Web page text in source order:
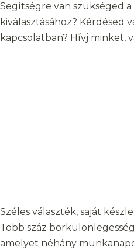
Segítségre van szükséged
kiválasztásához? Kérdésed
kapcsolatban? Hívj minket,
Széles választék, saját
Több száz
amelyet néhány